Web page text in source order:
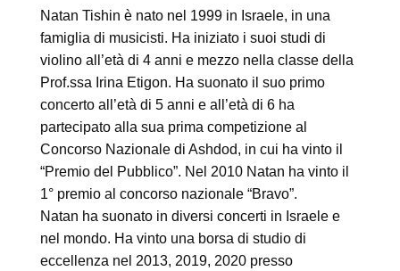
Natan Tishin è nato nel 1999 in Israele, in una
famiglia di musicisti. Ha iniziato i suoi studi di
violino all’età di 4 anni e mezzo nella classe della
Prof.ssa Irina Etigon. Ha suonato il suo primo
concerto all’età di 5 anni e all’età di 6 ha
partecipato alla sua prima competizione al
Concorso Nazionale di Ashdod, in cui ha vinto il
“Premio del Pubblico”. Nel 2010 Natan ha vinto il
1° premio al concorso nazionale “Bravo”.
Natan ha suonato in diversi concerti in Israele e
nel mondo. Ha vinto una borsa di studio di
eccellenza nel 2013, 2019, 2020 presso